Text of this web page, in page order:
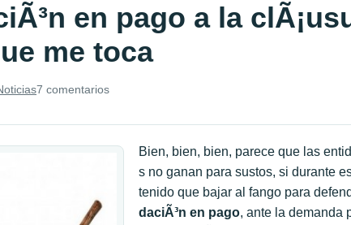
en pago a la
me toca
7 comentarios
Bien, bien, bien, parece que las
s no ganan para sustos, si durante
tenido que bajar al fango para
daciÃ³n en pago, ante la demanda